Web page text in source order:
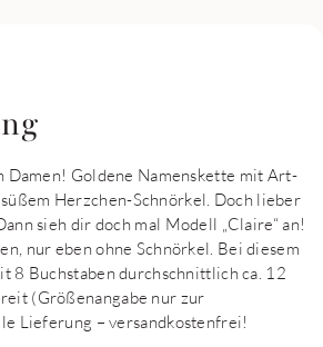
Damen! Goldene Namenskette mit Art-
Herzchen-Schnörkel. Doch lieber
sieh dir doch mal Modell „Claire“ an!
nur eben ohne Schnörkel. Bei diesem
8 Buchstaben durchschnittlich ca. 12
(Größenangabe nur zur
Lieferung – versandkostenfrei!